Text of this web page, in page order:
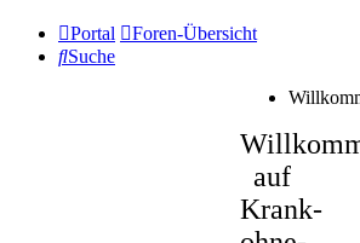
Portal
Foren-Übersicht
Suche
auf
Krank-